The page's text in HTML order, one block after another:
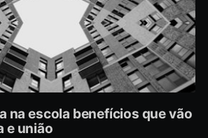
na escola benefícios que vão
e união